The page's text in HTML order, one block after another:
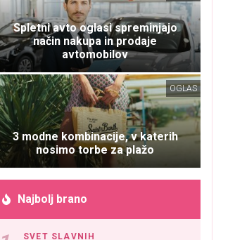
Spletni avto oglasi spreminjajo
način nakupa in prodaje
avtomobilov
OGLAS
3 modne kombinacije, v katerih
nosimo torbe za plažo
Najbolj brano
SVET SLAVNIH